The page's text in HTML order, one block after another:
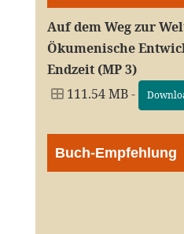
Auf dem Weg zur
Ökumenische
Endzeit (MP 3)
111.54 MB -
Buch-Empfehlung